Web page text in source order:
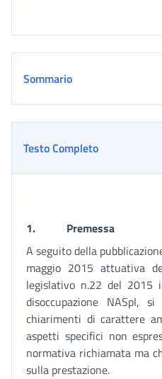
Sommario
Testo Completo
1. Premessa
A seguito della
maggio 2015 attuativa
legislativo n.22 del
disoccupazione NASpI,
chiarimenti di carattere
aspetti specifici non
normativa richiamata ma
sulla prestazione.